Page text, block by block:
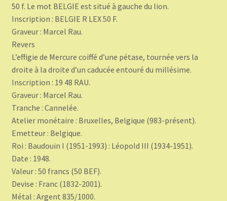
50 f. Le mot BELGIE est situé à gauche du lion.
Inscription : BELGIE R LEX 50 F.
Graveur : Marcel Rau.
Revers
L’effigie de Mercure coiffé d’une pétase, tournée vers la
droite à la droite d’un caducée entouré du millésime.
Inscription : 19 48 RAU.
Graveur : Marcel Rau.
Tranche : Cannelée.
Atelier monétaire : Bruxelles, Belgique (983-présent).
Emetteur : Belgique.
Roi : Baudouin I (1951-1993) : Léopold III (1934-1951).
Date : 1948.
Valeur : 50 francs (50 BEF).
Devise : Franc (1832-2001).
Métal : Argent 835/1000.